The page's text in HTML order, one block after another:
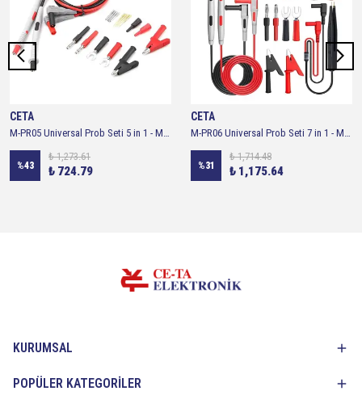
CETA
M-PR05 Universal Prob Seti 5 in 1 - Multimetre Ölçüm Ucu ve Prob Seti
%43
₺ 1,273.61
₺ 724.79
CETA
M-PR06 Universal Prob Seti 7 in 1 - Multimetre Ölçüm Ucu ve Prob Setİ
%31
₺ 1,714.48
₺ 1,175.64
KURUMSAL
POPÜLER KATEGORİLER